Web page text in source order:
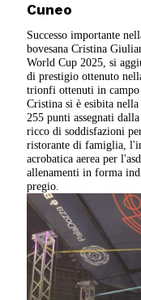
Cuneo
Successo importante
bovesana Cristina
World Cup 2025, si
di prestigio ottenuto
trionfi ottenuti in campo
Cristina si è esibita
255 punti assegnati
ricco di soddisfazioni
ristorante di famiglia,
acrobatica aerea per
allenamenti in forma
pregio.